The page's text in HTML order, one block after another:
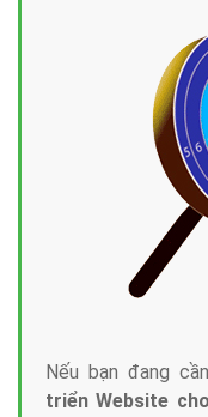
Nếu bạn đang
triển Website